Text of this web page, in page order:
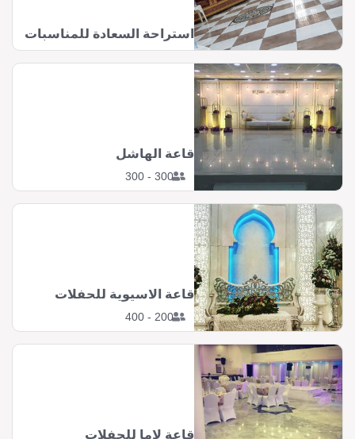
استراحة السعادة للمناسبات
300 - 300
قاعة الهاشل
200 - 400
قاعة الاسيوية للحفلات
قاعة لاما للحفلات